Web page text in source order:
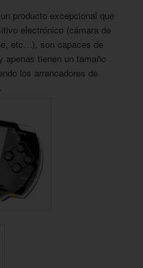
producto excepcional que
electrónico (cámara de
etc…), son capaces de
apenas tienen un tamaño
los arrancadores de